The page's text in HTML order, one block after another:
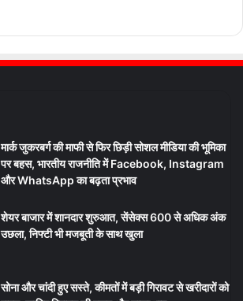
मार्क जुकरबर्ग की माफी से फिर छिड़ी सोशल मीडिया की भूमिका
पर बहस, भारतीय राजनीति में Facebook, Instagram
और WhatsApp का बढ़ता प्रभाव
शेयर बाजार में शानदार शुरुआत, सेंसेक्स 600 से अधिक अंक
उछला, निफ्टी भी मजबूती के साथ खुला
सोना और चांदी हुए सस्ते, कीमतों में बड़ी गिरावट से खरीदारों को